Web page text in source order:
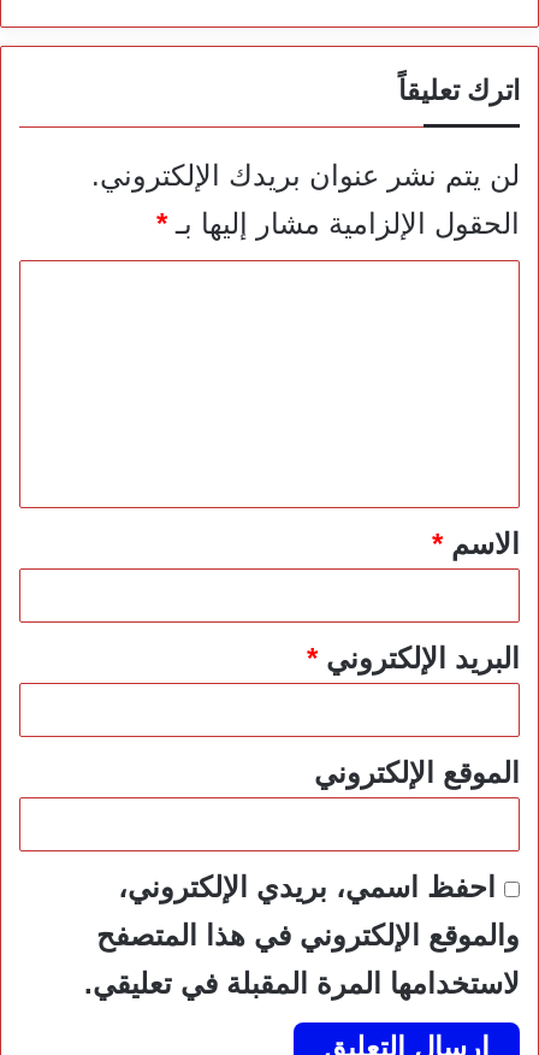
اترك تعليقاً
لن يتم نشر عنوان بريدك الإلكتروني.
الحقول الإلزامية مشار إليها بـ*
*الاسم*
البريد الإلكتروني*
الموقع الإلكتروني
احفظ اسمي، بريدي الإلكتروني،
والموقع الإلكتروني في هذا المتصفح
لاستخدامها المرة المقبلة في تعليقي.